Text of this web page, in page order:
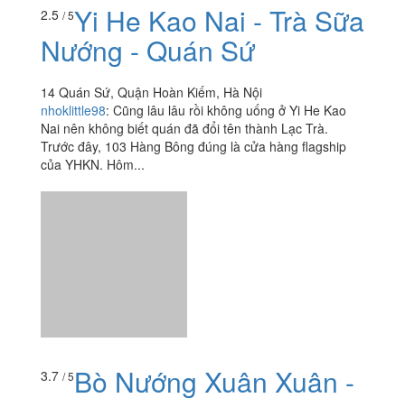
2.5 / 5Yi He Kao Nai - Trà Sữa
Nướng - Quán Sứ
14 Quán Sứ, Quận Hoàn Kiếm, Hà Nội
nhoklittle98: Cũng lâu lâu rồi không uống ở Yi He Kao
Nai nên không biết quán đã đổi tên thành Lạc Trà.
Trước đây, 103 Hàng Bông đúng là cửa hàng flagship
của YHKN. Hôm...
luutrang98955534:Nầm Mã Mây thì bán lâu năm có
chen chúc không có bàn luôn. Ngồi vỉa hè là chính nên
hơi nóng...